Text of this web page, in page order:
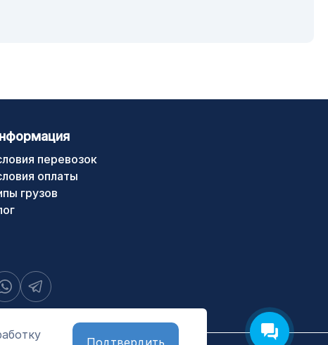
Подтвердить
перевозок
оплаты
грузов